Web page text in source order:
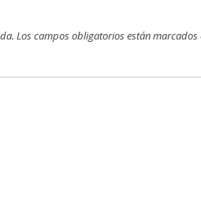
Los campos obligatorios están marcados